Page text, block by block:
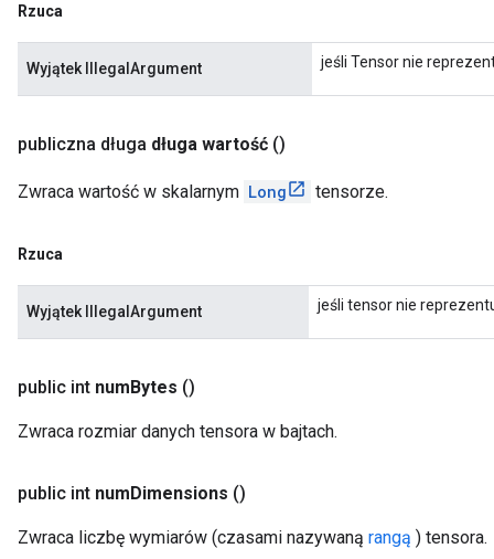
Rzuca
Wyjątek IllegalArgument jeśli Tensor nie
publiczna długa długa wartość ()
Zwraca wartość w skalarnym Long tensorze.
Rzuca
Wyjątek IllegalArgument jeśli tensor nie
public int numBytes ()
Zwraca rozmiar danych tensora w bajtach.
public int numDimensions ()
Zwraca liczbę wymiarów (czasami nazywaną rangą ) tensora.